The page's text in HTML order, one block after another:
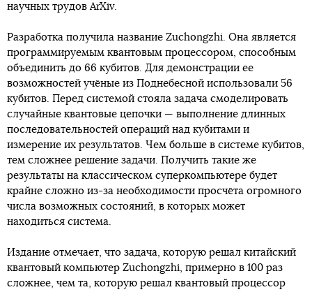
научных трудов ArXiv.
Разработка получила название Zuchongzhi. Она является
программируемым квантовым процессором, способным
объединить до 66 кубитов. Для демонстрации ее
возможностей учёные из Поднебесной использовали 56
кубитов. Перед системой стояла задача смоделировать
случайные квантовые цепочки — выполнение длинных
последовательностей операций над кубитами и
измерение их результатов. Чем больше в системе кубитов,
тем сложнее решение задачи. Получить такие же
результаты на классическом суперкомпьютере будет
крайне сложно из-за необходимости просчёта огромного
числа возможных состояний, в которых может
находиться система.
Издание отмечает, что задача, которую решал китайский
квантовый компьютер Zuchongzhi, примерно в 100 раз
сложнее, чем та, которую решал квантовый процессор